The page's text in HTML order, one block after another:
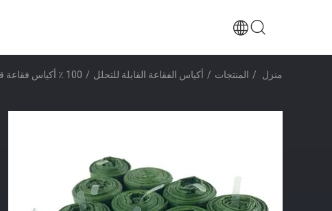
منزل / المنتجات / أكياس الفقاعة القابلة للتحلل / 100 ٪ أكياس فقاعة قابل للتحلل البيولوجي / السماد الحيوانات الأليفة أكياس النفايات العرف خدمة مقبولة